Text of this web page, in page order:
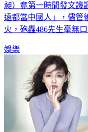
各界，令亞洲粉絲心疼
昶）竟第一時間發文譏
遠都當中國人」，儘管